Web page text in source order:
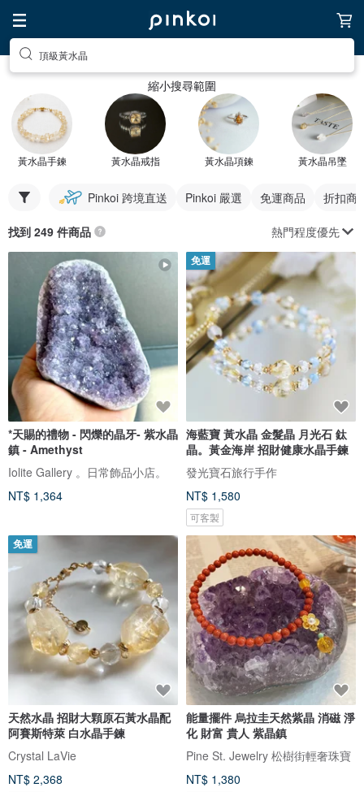
頂級黃水晶
縮小搜尋範圍
黃水晶手鍊 黃水晶戒指 黃水晶項鍊 黃水晶吊墜
Pinkoi 跨境直送 Pinkoi 嚴選 免運商品 折扣商
找到 249 件商品 熱門程度優先
*天賜的禮物 - 閃爍的晶牙- 紫水晶
鎮 - Amethyst
Iolite Gallery 。日常飾品小店。
NT$ 1,364
免運
海藍寶 黃水晶 金髮晶 月光石 鈦
晶。黃金海岸 招財健康水晶手鍊
發光寶石旅行手作
NT$ 1,580
可客製
免運
天然水晶 招財大顆原石黃水晶配
阿賽斯特萊 白水晶手鍊
Crystal LaVie
NT$ 2,368
能量擺件 烏拉圭天然紫晶 消磁 淨
化 財富 貴人 紫晶鎮
Pine St. Jewelry 松樹街輕奢珠寶
NT$ 1,380